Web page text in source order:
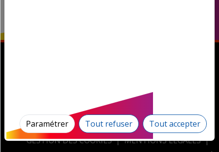
Paramétrer Tout refuser Tout accepter
Magnum la Radio! © 2026, tous droits réservés.
GESTION DES COOKIES
MENTIONS LÉGALES